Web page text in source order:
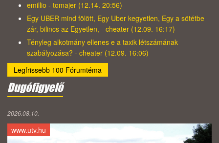
emillio - tomajer (12.14. 20:56)
Egy UBER mind fölött, Egy Uber kegyetlen, Egy a sötétbe
zár, bilincs az Egyetlen, - cheater (12.09. 16:17)
Tényleg alkotmány ellenes e a taxik létszámának
szabályozása? - cheater (12.09. 16:06)
Legfrissebb 100 Fórumtéma
Dugófigyelő
2026.08.10.
www.utv.hu